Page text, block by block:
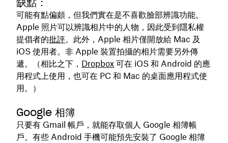
可能有點偏頗，但我們實在是不喜歡臉部辨識功能。
Apple 照片可以辨識相片中的人物，因此受到隱私權
提倡者的批評。此外，Apple 相片僅開放給 Mac 及
iOS 使用者。非 Apple 裝置拍攝的相片需要另外傳
遞。（相比之下， Dropbox 可在 iOS 和 Android 的應
用程式上使用，也可在 PC 和 Mac 的桌面應用程式使
用。）
Google 相簿
只要有 Gmail 帳戶，就能存取個人 Google 相簿帳
戶。有些 Android 手機可能預先安裝了 Google 相簿